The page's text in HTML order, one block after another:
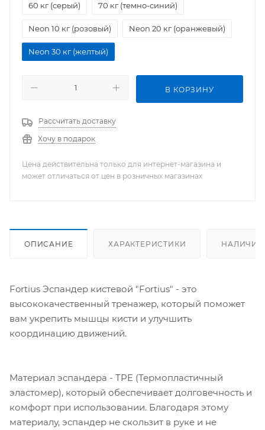
60 кг (серый) 70 кг (темно-синий)
Neon 10 кг (розовый) Neon 20 кг (оранжевый)
Neon 30 кг (желтый)
В КОРЗИНУ
Рассчитать доставку
Хочу в подарок
Цена действительна только для интернет-магазина и
может отличаться от цен в розничных магазинах
ОПИСАНИЕ ХАРАКТЕРИСТИКИ НАЛИЧИЕ
Fortius Эспандер кистевой "Fortius" - это
высококачественный тренажер, который поможет
вам укрепить мышцы кисти и улучшить
координацию движений.
Материал эспандера - TPE (Термопластичный
эластомер), который обеспечивает долговечность и
комфорт при использовании. Благодаря этому
материалу, эспандер не скользит в руке и не